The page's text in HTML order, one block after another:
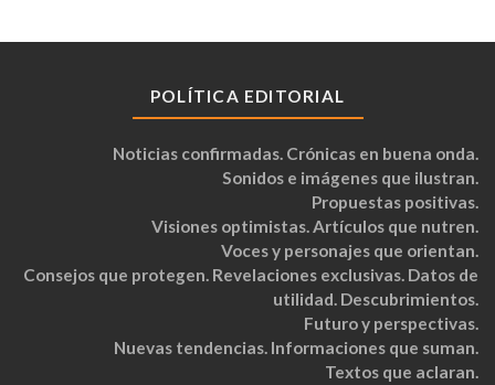
POLÍTICA EDITORIAL
Noticias confirmadas. Crónicas en buena onda.
Sonidos e imágenes que ilustran.
Propuestas positivas.
Visiones optimistas. Artículos que nutren.
Voces y personajes que orientan.
Consejos que protegen. Revelaciones exclusivas. Datos de
utilidad. Descubrimientos.
Futuro y perspectivas.
Nuevas tendencias. Informaciones que suman.
Textos que aclaran.